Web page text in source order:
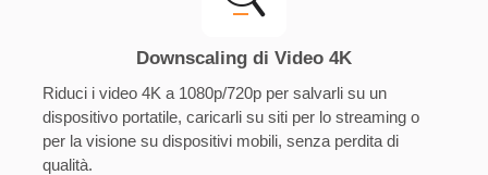
Downscaling di Video 4K
Riduci i video 4K a 1080p/720p per salvarli su un
dispositivo portatile, caricarli su siti per lo streaming o
per la visione su dispositivi mobili, senza perdita di
qualità.